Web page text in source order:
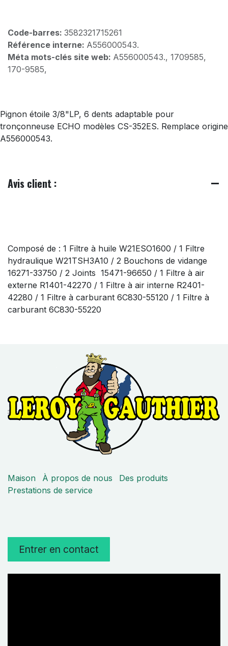
Code-barres: 3582321715261
Référence interne: A556000543.
Méta mots-clés site web: A556000543., 1709585,
170-9585,
Pignon étoile 3/8"LP, 6 dents adaptable pour
tronçonneuse ECHO modèles CS-352ES. Remplace origine
A556000543.
Avis client :
Composé de : 1 Filtre à huile W21ESO1600 / 1 Filtre
hydraulique W21TSH3A10 / 2 Bouchons de vidange
16271-33750 / 2 Joints 15471-96650 / 1 Filtre à air
externe R1401-42270 / 1 Filtre à air interne R2401-
42280 / 1 Filtre à carburant 6C830-55120 / 1 Filtre à
carburant 6C830-55220
Maison À propos de nous
Des produits
Prestations de service
Entrer en contact